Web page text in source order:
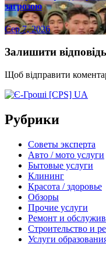
загрозою
Сер 7, 2026
Залишити відповідь
Щоб відправити
Рубрики
Советы эксперта
Авто / мото услуги
Бытовые услуги
Клининг
Красота / здоровье
Обзоры
Прочие услуги
Ремонт и
Строительство и
Услуги